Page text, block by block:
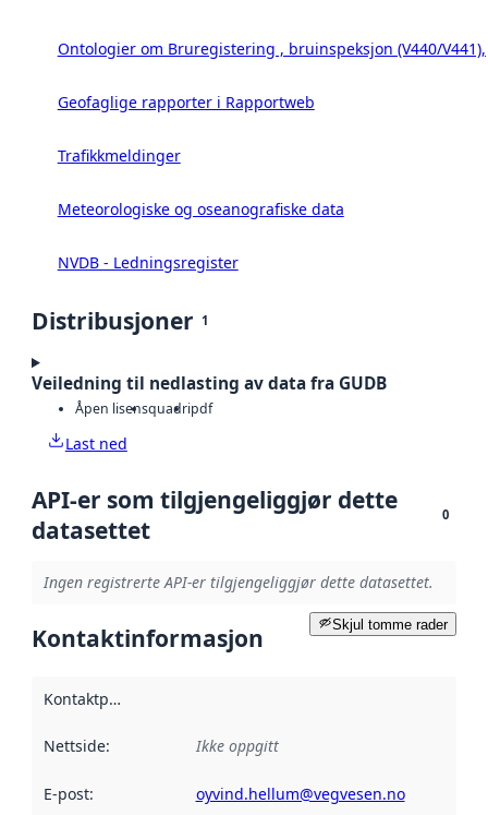
Ontologier om Bruregistering , bruinspeksjon (V440/
Geofaglige rapporter i Rapportweb
Trafikkmeldinger
Meteorologiske og oseanografiske data
NVDB - Ledningsregister
Distribusjoner 1
Veiledning til nedlasting av data fra GUDB
Åpen lisensquadripdf
Last ned
API-er som tilgjengeliggjør dette
datasettet
0
Ingen registrerte API-er tilgjengeliggjør dette datasettet.
Skjul tomme rader
Kontaktinformasjon
Kontaktpunkt
Nettside: Ikke oppgitt
E-post: oyvind.hellum@vegvesen.no